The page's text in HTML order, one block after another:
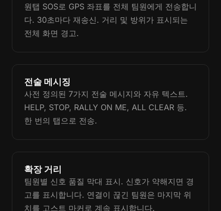
원탭 SOS로 GPS 좌표를 전체 팀원에게 전송합니
다. 30초마다 재송신. 거리 및 방위가 표시되는
전체 화면 경고.
전술 메시징
사전 정의된 7가지 전술 메시지와 자유 텍스트.
HELP, STOP, RALLY ON ME, ALL CLEAR 등.
한 번의 탭으로 전송.
확장 거리
팀원별 신호 품질 막대 표시. 신호가 약해지면 경
고를 표시합니다. 연결이 끊긴 팀원은 마지막 위
치를 고스트 마커로 계속 표시합니다.